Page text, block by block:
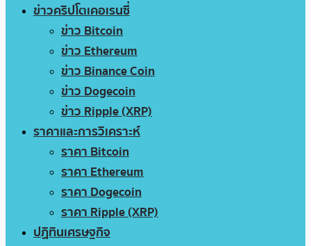
ข่าวคริปโตเคอเรนซี่
ข่าว Bitcoin
ข่าว Ethereum
ข่าว Binance Coin
ข่าว Dogecoin
ข่าว Ripple (XRP)
ราคาและการวิเคราะห์
ราคา Bitcoin
ราคา Ethereum
ราคา Dogecoin
ราคา Ripple (XRP)
ปฏิทินเศรษฐกิจ